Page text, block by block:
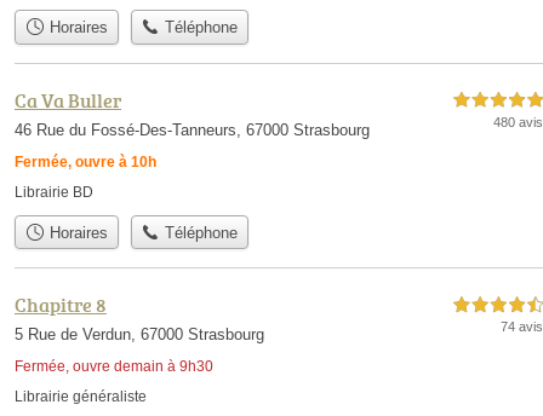
Horaires Téléphone
Ca Va Buller
46 Rue du Fossé-Des-Tanneurs, 67000 Strasbourg
Fermée, ouvre à 10h
5,0 étoiles sur 5
480 avis
Librairie BD
Horaires Téléphone
Chapitre 8
5 Rue de Verdun, 67000 Strasbourg
Fermée, ouvre demain à 9h30
4,5 étoiles sur 5
74 avis
Librairie généraliste